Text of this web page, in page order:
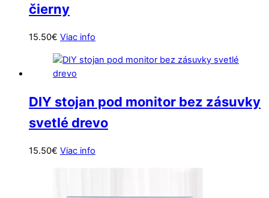
čierny
15.50€ Viac info
DIY stojan pod monitor bez zásuvky
svetlé drevo
15.50€ Viac info